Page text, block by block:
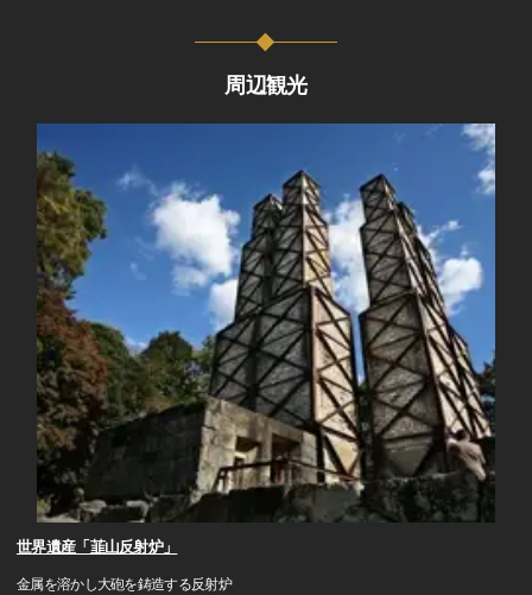
周辺観光
世界遺産「韮山反射炉」
金属を溶かし大砲を鋳造する反射炉